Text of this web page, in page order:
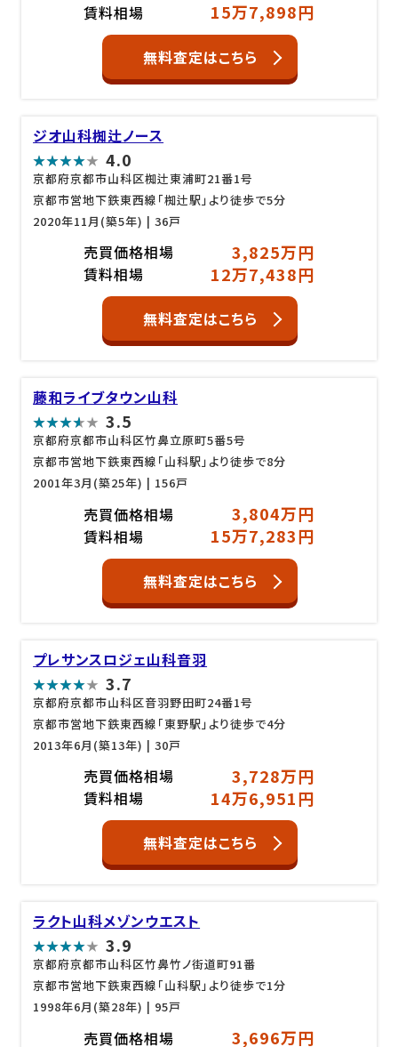
賃料相場 15万7,898円
無料査定はこちら
ジオ山科椥辻ノース
4.0
京都府京都市山科区椥辻東浦町21番1号
京都市営地下鉄東西線「椥辻駅」より徒歩で5分
2020年11月(築5年) | 36戸
売買価格相場 3,825万円
賃料相場 12万7,438円
無料査定はこちら
藤和ライブタウン山科
3.5
京都府京都市山科区竹鼻立原町5番5号
京都市営地下鉄東西線「山科駅」より徒歩で8分
2001年3月(築25年) | 156戸
売買価格相場 3,804万円
賃料相場 15万7,283円
無料査定はこちら
プレサンスロジェ山科音羽
3.7
京都府京都市山科区音羽野田町24番1号
京都市営地下鉄東西線「東野駅」より徒歩で4分
2013年6月(築13年) | 30戸
売買価格相場 3,728万円
賃料相場 14万6,951円
無料査定はこちら
ラクト山科メゾンウエスト
3.9
京都府京都市山科区竹鼻竹ノ街道町91番
京都市営地下鉄東西線「山科駅」より徒歩で1分
1998年6月(築28年) | 95戸
売買価格相場 3,696万円